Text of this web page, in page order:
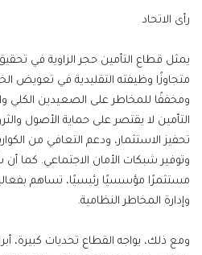
رأى الاتحاد
يمثل قطاع التأمين حجر الزاوية في
متجاوزًا وظيفته التقليدية في تعويض
ومخففًا للمخاطر على الصعيدين الكلي
التأمين لا يقتصر على حماية الأصول
تحفيز الاستثمار، ودعم التعافي من
وتوفير شبكات الأمان الاجتماعي. كما
مستثمرًا مؤسسيًا رئيسيًا، تساهم
وإدارة المخاطر النظامية.
ومع ذلك، يواجه القطاع تحديات كبيرة،